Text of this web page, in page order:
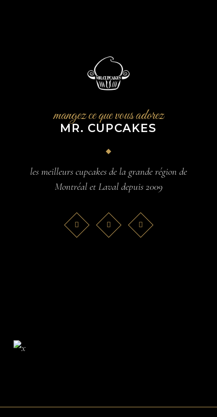
mangez ce que vous adorez
MR. CUPCAKES
les meilleurs cupcakes de la grande région de
Montréal et Laval depuis 2009